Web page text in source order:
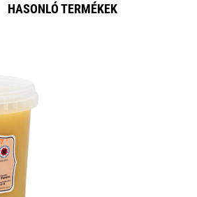
HASONLÓ TERMÉKEK